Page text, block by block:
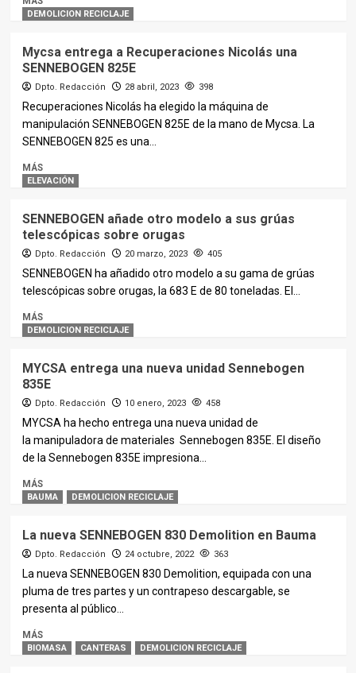
DEMOLICION RECICLAJE
Mycsa entrega a Recuperaciones Nicolás una
SENNEBOGEN 825E
Dpto. Redacción 28 abril, 2023 398
Recuperaciones Nicolás ha elegido la máquina de
manipulación SENNEBOGEN 825E de la mano de Mycsa. La
SENNEBOGEN 825 es una...
MÁS
ELEVACIÓN
SENNEBOGEN añade otro modelo a sus grúas
telescópicas sobre orugas
Dpto. Redacción 20 marzo, 2023 405
SENNEBOGEN ha añadido otro modelo a su gama de grúas
telescópicas sobre orugas, la 683 E de 80 toneladas. El...
MÁS
DEMOLICION RECICLAJE
MYCSA entrega una nueva unidad Sennebogen
835E
Dpto. Redacción 10 enero, 2023 458
MYCSA ha hecho entrega una nueva unidad de
la manipuladora de materiales Sennebogen 835E. El diseño
de la Sennebogen 835E impresiona...
MÁS
BAUMA DEMOLICION RECICLAJE
La nueva SENNEBOGEN 830 Demolition en Bauma
Dpto. Redacción 24 octubre, 2022 363
La nueva SENNEBOGEN 830 Demolition, equipada con una
pluma de tres partes y un contrapeso descargable, se
presenta al público...
MÁS
BIOMASA CANTERAS DEMOLICION RECICLAJE